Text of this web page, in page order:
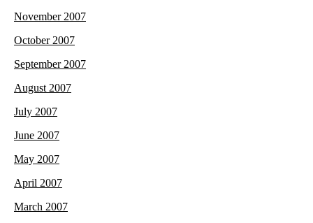
November 2007
October 2007
September 2007
August 2007
July 2007
June 2007
May 2007
April 2007
March 2007